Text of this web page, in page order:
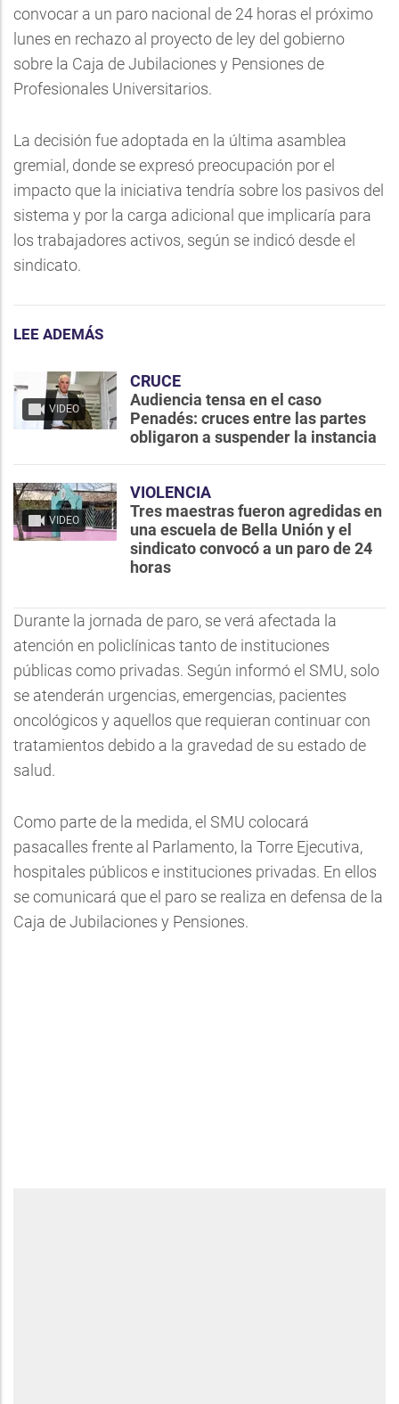
convocar a un paro nacional de 24 horas el próximo
lunes en rechazo al proyecto de ley del gobierno
sobre la Caja de Jubilaciones y Pensiones de
Profesionales Universitarios.
La decisión fue adoptada en la última asamblea
gremial, donde se expresó preocupación por el
impacto que la iniciativa tendría sobre los pasivos del
sistema y por la carga adicional que implicaría para
los trabajadores activos, según se indicó desde el
sindicato.
LEE ADEMÁS
VIDEO
CRUCE
Audiencia tensa en el caso
Penadés: cruces entre las partes
obligaron a suspender la instancia
VIDEO
VIOLENCIA
Tres maestras fueron agredidas en
una escuela de Bella Unión y el
sindicato convocó a un paro de 24
horas
Durante la jornada de paro, se verá afectada la
atención en policlínicas tanto de instituciones
públicas como privadas. Según informó el SMU, solo
se atenderán urgencias, emergencias, pacientes
oncológicos y aquellos que requieran continuar con
tratamientos debido a la gravedad de su estado de
salud.
Como parte de la medida, el SMU colocará
pasacalles frente al Parlamento, la Torre Ejecutiva,
hospitales públicos e instituciones privadas. En ellos
se comunicará que el paro se realiza en defensa de la
Caja de Jubilaciones y Pensiones.